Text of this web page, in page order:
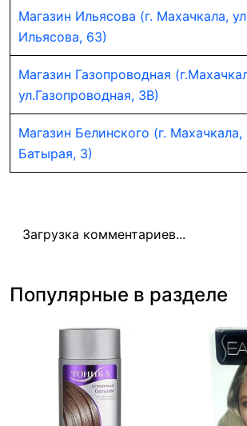
Магазин Ильясова (г. Махачкала,
Ильясова, 63)
Магазин Газопроводная
ул.Газопроводная, 3В)
Магазин Белинского (г. Махачкала,
Батырая, 3)
Загрузка комментариев...
Популярные в разделе